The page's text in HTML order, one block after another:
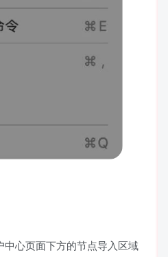
心页面下方的节点导入区域